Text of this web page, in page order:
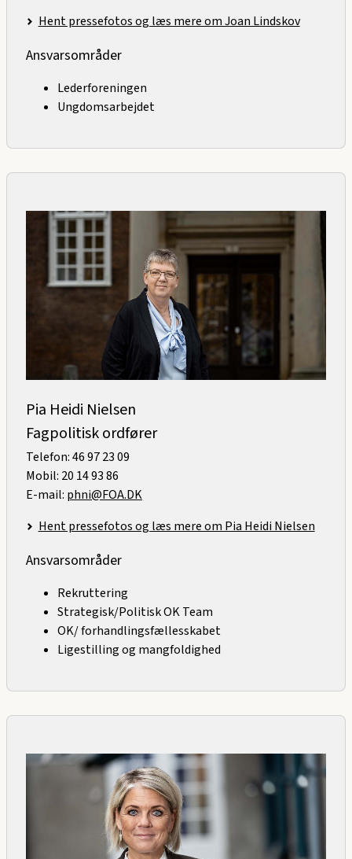
Hent pressefotos og læs mere om Joan Lindskov
Ansvarsområder
Lederforeningen
Ungdomsarbejdet
Pia Heidi Nielsen
Fagpolitisk ordfører
Telefon: 46 97 23 09
Mobil: 20 14 93 86
E-mail: phni@FOA.DK
Hent pressefotos og læs mere om Pia Heidi Nielsen
Ansvarsområder
Rekruttering
Strategisk/Politisk OK Team
OK/ forhandlingsfællesskabet
Ligestilling og mangfoldighed